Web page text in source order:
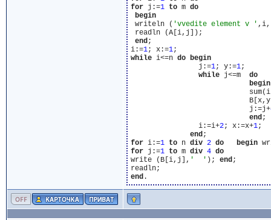
for j:=1 to m do
begin
writeln ( 'vvedite element v ' ,i,
readln (A[i,j]);
end;
i:=1; x:=1
while i<=n do begin
                j:=
1; y:=1;
while j<=m do
begin
                            j:=j+
end;
                i:=i+
2; x:=x+1;
end
for i:=1 to n div 2 do
begin
for j:=1 to m div 4 do
write (B[i,j], '  ' ); end;
end